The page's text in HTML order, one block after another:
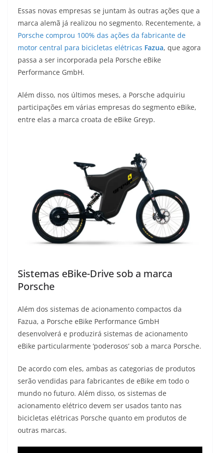
Essas novas empresas se juntam às outras ações que a
marca alemã já realizou no segmento. Recentemente, a
Porsche comprou 100% das ações da fabricante de
motor central para bicicletas elétricas Fazua, que agora
passa a ser incorporada pela Porsche eBike
Performance GmbH.
Além disso, nos últimos meses, a Porsche adquiriu
participações em várias empresas do segmento eBike,
entre elas a marca croata de eBike Greyp.
Sistemas eBike-Drive sob a marca
Porsche
Além dos sistemas de acionamento compactos da
Fazua, a Porsche eBike Performance GmbH
desenvolverá e produzirá sistemas de acionamento
eBike particularmente ‘poderosos’ sob a marca Porsche.
De acordo com eles, ambas as categorias de produtos
serão vendidas para fabricantes de eBike em todo o
mundo no futuro. Além disso, os sistemas de
acionamento elétrico devem ser usados ​​tanto nas
bicicletas elétricas Porsche quanto em produtos de
outras marcas.